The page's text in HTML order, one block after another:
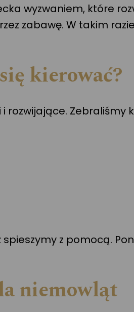
wyzwaniem, które
zabawę. W takim
kierować?
Zebraliśmy
z pomocą.
niemowląt